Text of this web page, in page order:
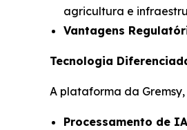
agricultura e
Vantagens
Tecnologia
A plataforma da
Processamento de